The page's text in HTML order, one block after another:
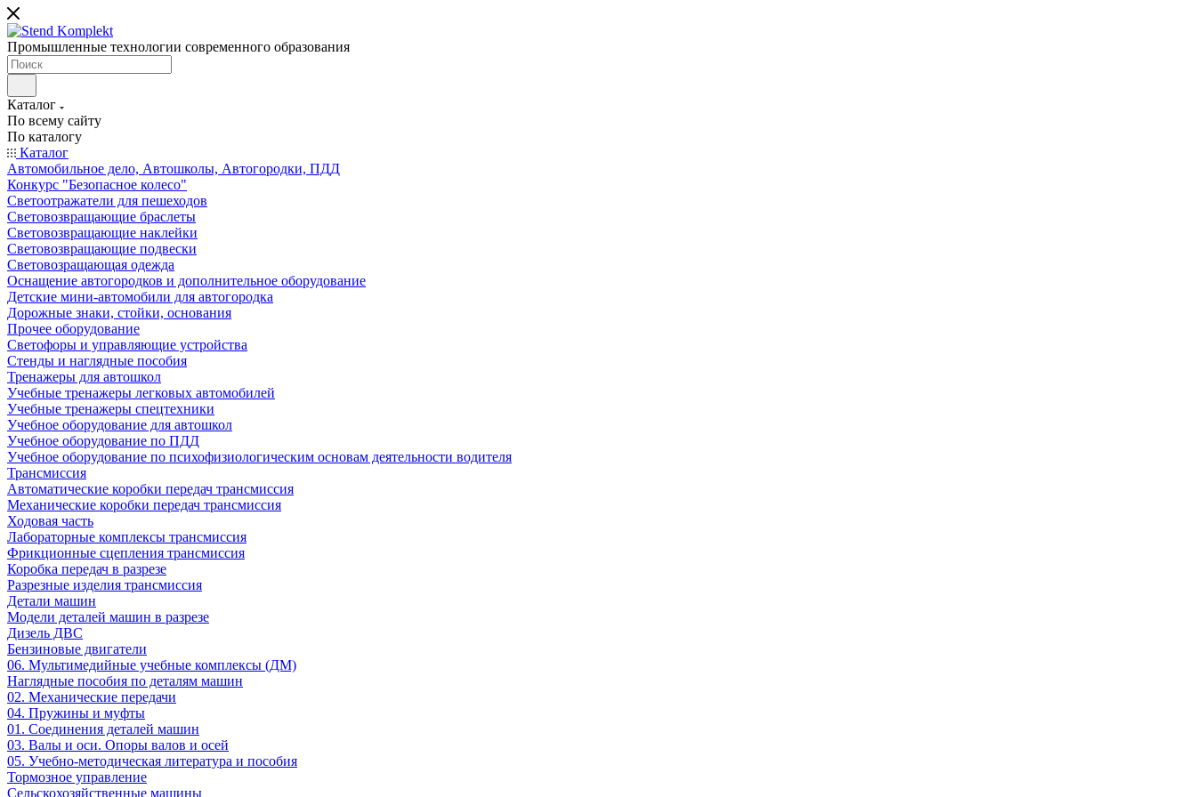
Промышленные технологии современного образования
Каталог
По всему сайту
По каталогу
Каталог
Автомобильное дело, Автошколы, Автогородки, ПДД
Конкурс "Безопасное колесо"
Светоотражатели для пешеходов
Световозвращающие браслеты
Световозвращающие наклейки
Световозвращающие подвески
Световозращающая одежда
Оснащение автогородков и дополнительное оборудование
Детские мини-автомобили для автогородка
Дорожные знаки, стойки, основания
Прочее оборудование
Светофоры и управляющие устройства
Стенды и наглядные пособия
Тренажеры для автошкол
Учебные тренажеры легковых автомобилей
Учебные тренажеры спецтехники
Учебное оборудование для автошкол
Учебное оборудование по ПДД
Учебное оборудование по психофизиологическим основам деятельности водителя
Трансмиссия
Автоматические коробки передач трансмиссия
Механические коробки передач трансмиссия
Ходовая часть
Лабораторные комплексы трансмиссия
Фрикционные сцепления трансмиссия
Коробка передач в разрезе
Разрезные изделия трансмиссия
Детали машин
Модели деталей машин в разрезе
Дизель ДВС
Бензиновые двигатели
06. Мультимедийные учебные комплексы (ДМ)
Наглядные пособия по деталям машин
02. Механические передачи
04. Пружины и муфты
01. Соединения деталей машин
03. Валы и оси. Опоры валов и осей
05. Учебно-методическая литература и пособия
Тормозное управление
Сельскохозяйственные машины